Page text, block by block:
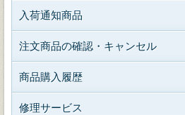
入荷通知商品
注文商品の確認・キャンセル
商品購入履歴
修理サービス